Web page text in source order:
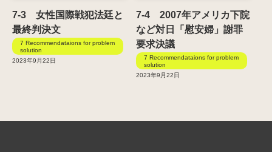
7-3 女性国際戦犯法廷と
最終判決文
7 Recommendataions for problem
solution
2023年9月22日
7-4 2007年アメリカ下院
など対日「慰安婦」謝罪
要求決議
7 Recommendataions for problem
solution
2023年9月22日